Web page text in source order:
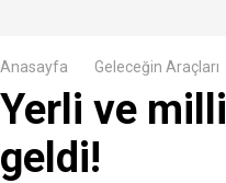
Anasayfa Geleceğin Araçları
Yerli ve
geldi!